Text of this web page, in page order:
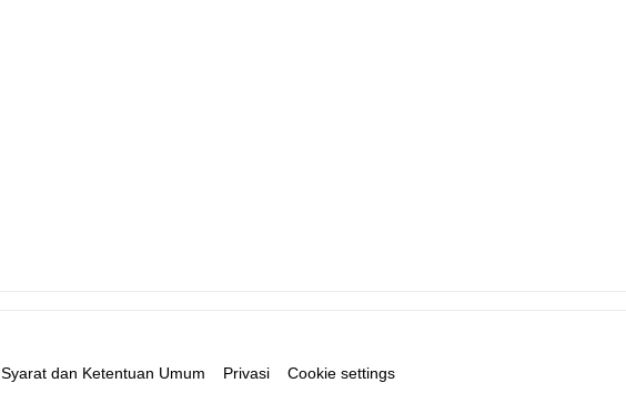
Syarat dan Ketentuan Umum Privasi Cookie settings